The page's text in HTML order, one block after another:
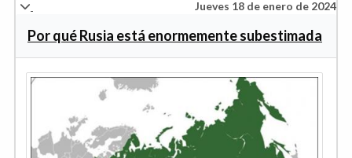
Jueves 18 de enero de 2024
Por qué Rusia está enormemente subestimada